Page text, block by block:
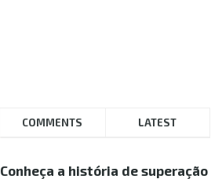
COMMENTS LATEST
Conheça a história de superação